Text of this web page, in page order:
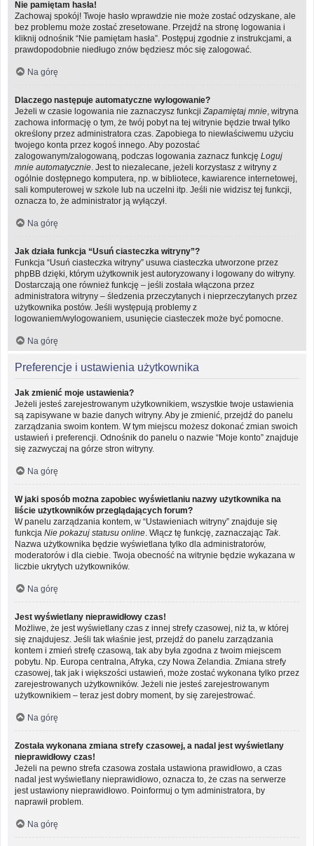
Nie pamiętam hasła!
Zachowaj spokój! Twoje hasło wprawdzie nie może zostać odzyskane, ale
bez problemu może zostać zresetowane. Przejdź na stronę logowania i
kliknij odnośnik “Nie pamiętam hasła”. Postępuj zgodnie z instrukcjami, a
prawdopodobnie niedługo znów będziesz móc się zalogować.
Na górę
Dlaczego następuje automatyczne wylogowanie?
Jeżeli w czasie logowania nie zaznaczysz funkcji Zapamiętaj mnie , witryna
zachowa informację o tym, że twój pobyt na tej witrynie będzie trwał tylko
określony przez administratora czas. Zapobiega to niewłaściwemu użyciu
twojego konta przez kogoś innego. Aby pozostać
zalogowanym/zalogowaną, podczas logowania zaznacz funkcję Loguj
mnie automatycznie . Jest to niezalecane, jeżeli korzystasz z witryny z
ogólnie dostępnego komputera, np. w bibliotece, kawiarence internetowej,
sali komputerowej w szkole lub na uczelni itp. Jeśli nie widzisz tej funkcji,
oznacza to, że administrator ją wyłączył.
Na górę
Jak działa funkcja “Usuń ciasteczka witryny”?
Funkcja “Usuń ciasteczka witryny” usuwa ciasteczka utworzone przez
phpBB dzięki, którym użytkownik jest autoryzowany i logowany do witryny.
Dostarczają one również funkcję – jeśli została włączona przez
administratora witryny – śledzenia przeczytanych i nieprzeczytanych przez
użytkownika postów. Jeśli występują problemy z
logowaniem/wylogowaniem, usunięcie ciasteczek może być pomocne.
Na górę
Preferencje i ustawienia użytkownika
Jak zmienić moje ustawienia?
Jeżeli jesteś zarejestrowanym użytkownikiem, wszystkie twoje ustawienia
są zapisywane w bazie danych witryny. Aby je zmienić, przejdź do panelu
zarządzania swoim kontem. W tym miejscu możesz dokonać zmian swoich
ustawień i preferencji. Odnośnik do panelu o nazwie “Moje konto” znajduje
się zazwyczaj na górze stron witryny.
Na górę
W jaki sposób można zapobiec wyświetlaniu nazwy użytkownika na
liście użytkowników przeglądających forum?
W panelu zarządzania kontem, w “Ustawieniach witryny” znajduje się
funkcja Nie pokazuj statusu online . Włącz tę funkcję, zaznaczając Tak.
Nazwa użytkownika będzie wyświetlana tylko dla administratorów,
moderatorów i dla ciebie. Twoja obecność na witrynie będzie wykazana w
liczbie ukrytych użytkowników.
Na górę
Jest wyświetlany nieprawidłowy czas!
Możliwe, że jest wyświetlany czas z innej strefy czasowej, niż ta, w której
się znajdujesz. Jeśli tak właśnie jest, przejdź do panelu zarządzania
kontem i zmień strefę czasową, tak aby była zgodna z twoim miejscem
pobytu. Np. Europa centralna, Afryka, czy Nowa Zelandia. Zmiana strefy
czasowej, tak jak i większości ustawień, może zostać wykonana tylko przez
zarejestrowanych użytkowników. Jeżeli nie jesteś zarejestrowanym
użytkownikiem – teraz jest dobry moment, by się zarejestrować.
Na górę
Została wykonana zmiana strefy czasowej, a nadal jest wyświetlany
nieprawidłowy czas!
Jeżeli na pewno strefa czasowa została ustawiona prawidłowo, a czas
nadal jest wyświetlany nieprawidłowo, oznacza to, że czas na serwerze
jest ustawiony nieprawidłowo. Poinformuj o tym administratora, by
naprawił problem.
Na górę